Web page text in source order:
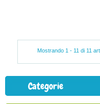
Mostrando 1 - 11 di 11
Categorie